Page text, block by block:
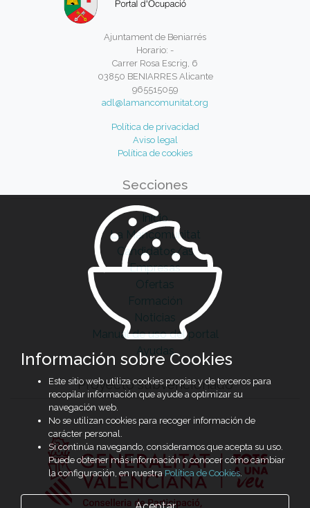
Ajuntament de Beniarrés
Horario: -
Carrer Rosa Escrig, 6
03850 BENIARRES Alicante
965515059
adl@lamancomunitat.org
Política de privacidad
Aviso legal
Política de cookies
Secciones
Inicio
La Mancomunitat
Candidatos/as
Empresas
Ofertas
Formación
Noticias
Manual de uso del portal
Ayudas
Proyecto subvencionado
Información sobre Cookies
Este sitio web utiliza cookies propias y de terceros para
recopilar información que ayude a optimizar su
navegación web.
No se utilizan cookies para recoger información de
carácter personal.
Si continúa navegando, consideramos que acepta su uso.
Puede obtener más información o conocer cómo cambiar
la configuración, en nuestra Política de Cookies.